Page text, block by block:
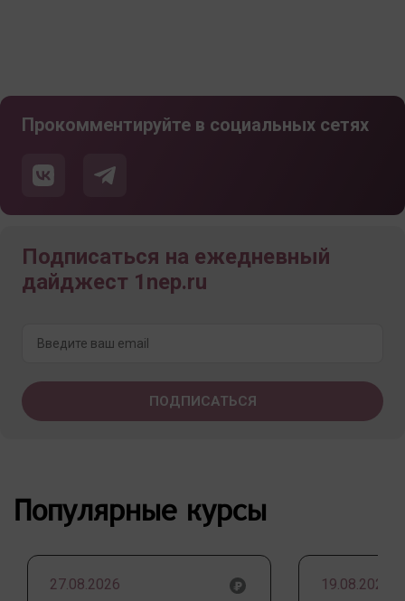
Прокомментируйте в социальных сетях
Подписаться на ежедневный
дайджест 1nep.ru
Популярные курсы
27.08.2026 19.08.2026